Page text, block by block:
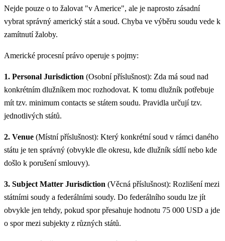
Nejde pouze o to žalovat "v Americe", ale je naprosto zásadní
vybrat správný americký stát a soud. Chyba ve výběru soudu vede k
zamítnutí žaloby.
Americké procesní právo operuje s pojmy:
1. Personal Jurisdiction (Osobní příslušnost): Zda má soud nad
konkrétním dlužníkem moc rozhodovat. K tomu dlužník potřebuje
mít tzv. minimum contacts se státem soudu. Pravidla určují tzv.
jednotlivých států.
2. Venue (Místní příslušnost): Který konkrétní soud v rámci daného
státu je ten správný (obvykle dle okresu, kde dlužník sídlí nebo kde
došlo k porušení smlouvy).
3. Subject Matter Jurisdiction (Věcná příslušnost): Rozlišení mezi
státními soudy a federálními soudy. Do federálního soudu lze jít
obvykle jen tehdy, pokud spor přesahuje hodnotu 75 000 USD a jde
o spor mezi subjekty z různých států.